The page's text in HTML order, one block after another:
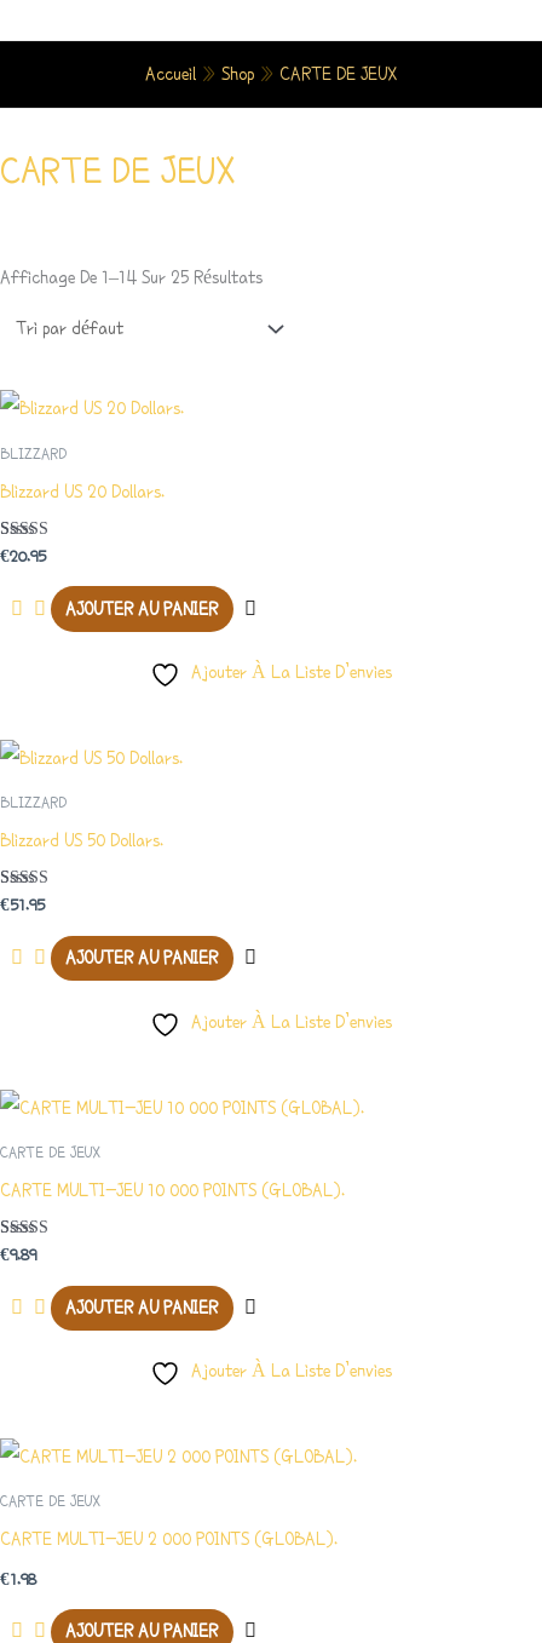
Accueil » Shop » CARTE DE JEUX
CARTE DE JEUX
Affichage De 1–14 Sur 25 Résultats
BLIZZARD
Blizzard US 20 Dollars.
Note
€20.95
AJOUTER AU PANIER
Ajouter À La Liste D’envies
BLIZZARD
Blizzard US 50 Dollars.
Note
€51.95
AJOUTER AU PANIER
Ajouter À La Liste D’envies
CARTE DE JEUX
CARTE MULTI-JEU 10 000 POINTS (GLOBAL).
Note
€9.89
AJOUTER AU PANIER
Ajouter À La Liste D’envies
CARTE DE JEUX
CARTE MULTI-JEU 2 000 POINTS (GLOBAL).
€1.98
AJOUTER AU PANIER